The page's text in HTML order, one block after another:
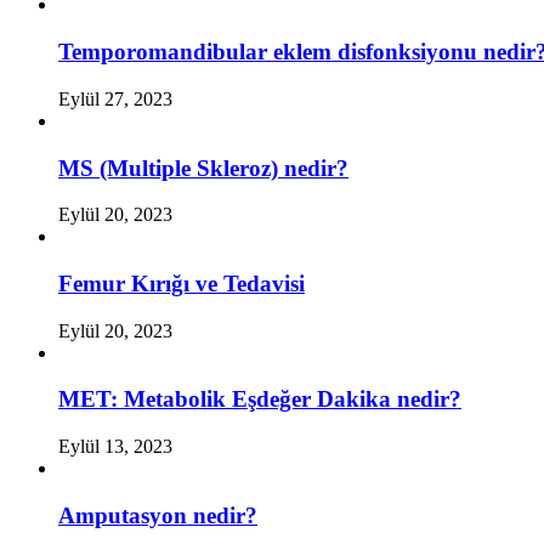
Temporomandibular eklem disfonksiyonu
Eylül 27, 2023
MS (Multiple Skleroz) nedir?
Eylül 20, 2023
Femur Kırığı ve Tedavisi
Eylül 20, 2023
MET: Metabolik Eşdeğer Dakika nedir?
Eylül 13, 2023
Amputasyon nedir?